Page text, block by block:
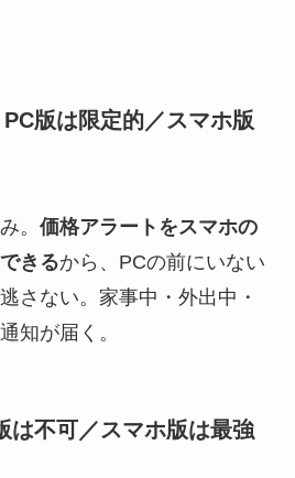
版は限定的／スマホ版
。 価格アラートをスマホの
きるから、PCの前にいない
さない。家事中・外出中・
知が届く。
不可／スマホ版は最強